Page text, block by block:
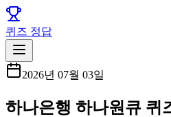
퀴즈 정답
2026년 07월 03일
하나은행 하나원큐 퀴